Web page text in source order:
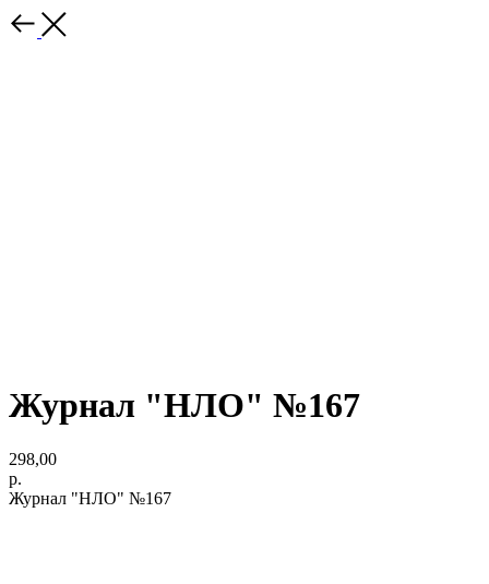
Журнал "НЛО" №167
298,00
р.
Журнал "НЛО" №167